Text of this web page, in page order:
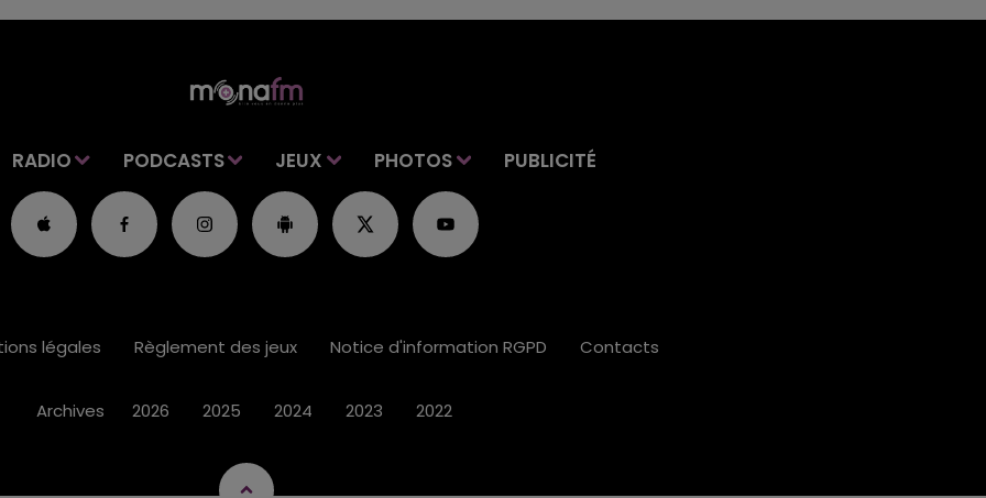
RADIO PODCASTS JEUX PHOTOS PUBLICITÉ
légales Règlement des jeux Notice d'information RGPD Contacts
Archives 2026 2025 2024 2023 2022